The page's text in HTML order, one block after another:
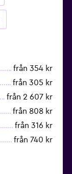
från 354 kr
från 305 kr
från 2 607 kr
från 808 kr
från 316 kr
från 740 kr